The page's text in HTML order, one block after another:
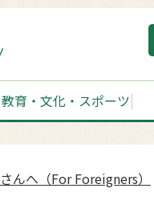
教育・文化・スポーツ
んへ（For Foreigners）